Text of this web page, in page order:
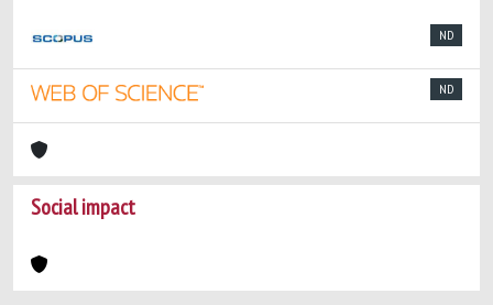
ND
ND
Social impact